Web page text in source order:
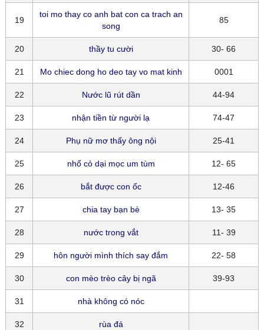
19
toi mo thay co anh bat con ca trach an
song
85
20 thầy tu cười 30- 66
21 Mo chiec dong ho deo tay vo mat kinh 0001
22 Nước lũ rút dần 44-94
23 nhận tiền từ người lạ 74-47
24 Phụ nữ mơ thấy ông nội 25-41
25 nhổ cỏ dại mọc um tùm 12- 65
26 bắt được con ốc 12-46
27 chia tay bạn bè 13- 35
28 nước trong vắt 11- 39
29 hôn người mình thích say đắm 22- 58
30 con mèo trèo cây bị ngã 39-93
31 nhà không có nóc
32 rùa đá